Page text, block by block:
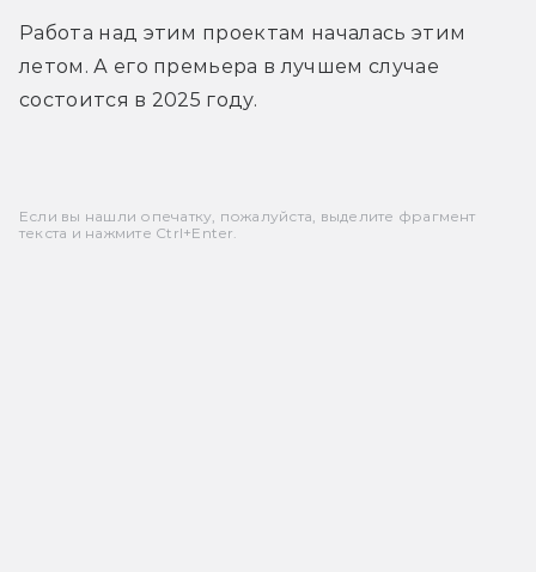
Работа над этим проектам началась этим
летом. А его премьера в лучшем случае
состоится в 2025 году.
Если вы нашли опечатку, пожалуйста, выделите фрагмент
текста и нажмите Ctrl+Enter.